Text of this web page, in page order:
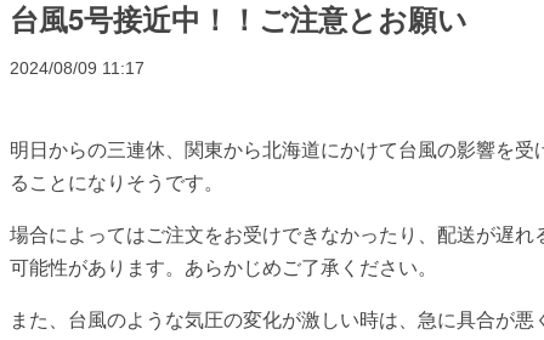
台風5号接近中！！ご注意とお願い
2024/08/09 11:17
明日からの三連休、関東から北海道にかけて台風の影響を受
ることになりそうです。
場合によってはご注文をお受けできなかったり、配送が遅れ
可能性があります。あらかじめご了承ください。
また、台風のような気圧の変化が激しい時は、急に具合が悪